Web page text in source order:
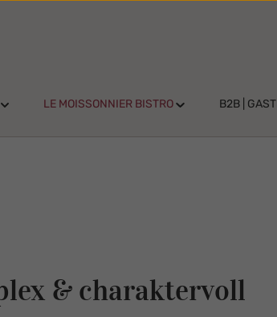
LE MOISSONNIER BISTRO B2B |
& charaktervoll